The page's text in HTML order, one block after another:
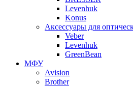
Levenhuk
Konus
Аксессуары для
Veber
Levenhuk
GreenBean
МФУ
Avision
Brother